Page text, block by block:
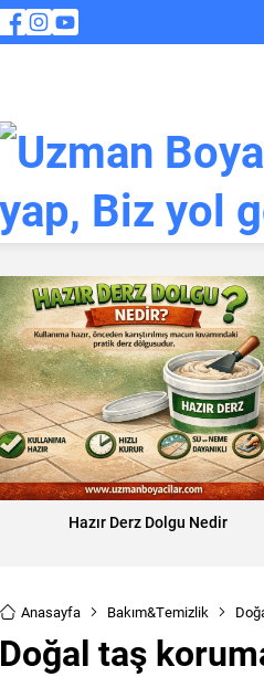
Hazır Derz Dolgu Nedir
Anasayfa Bakım&Temizlik
Doğal taş